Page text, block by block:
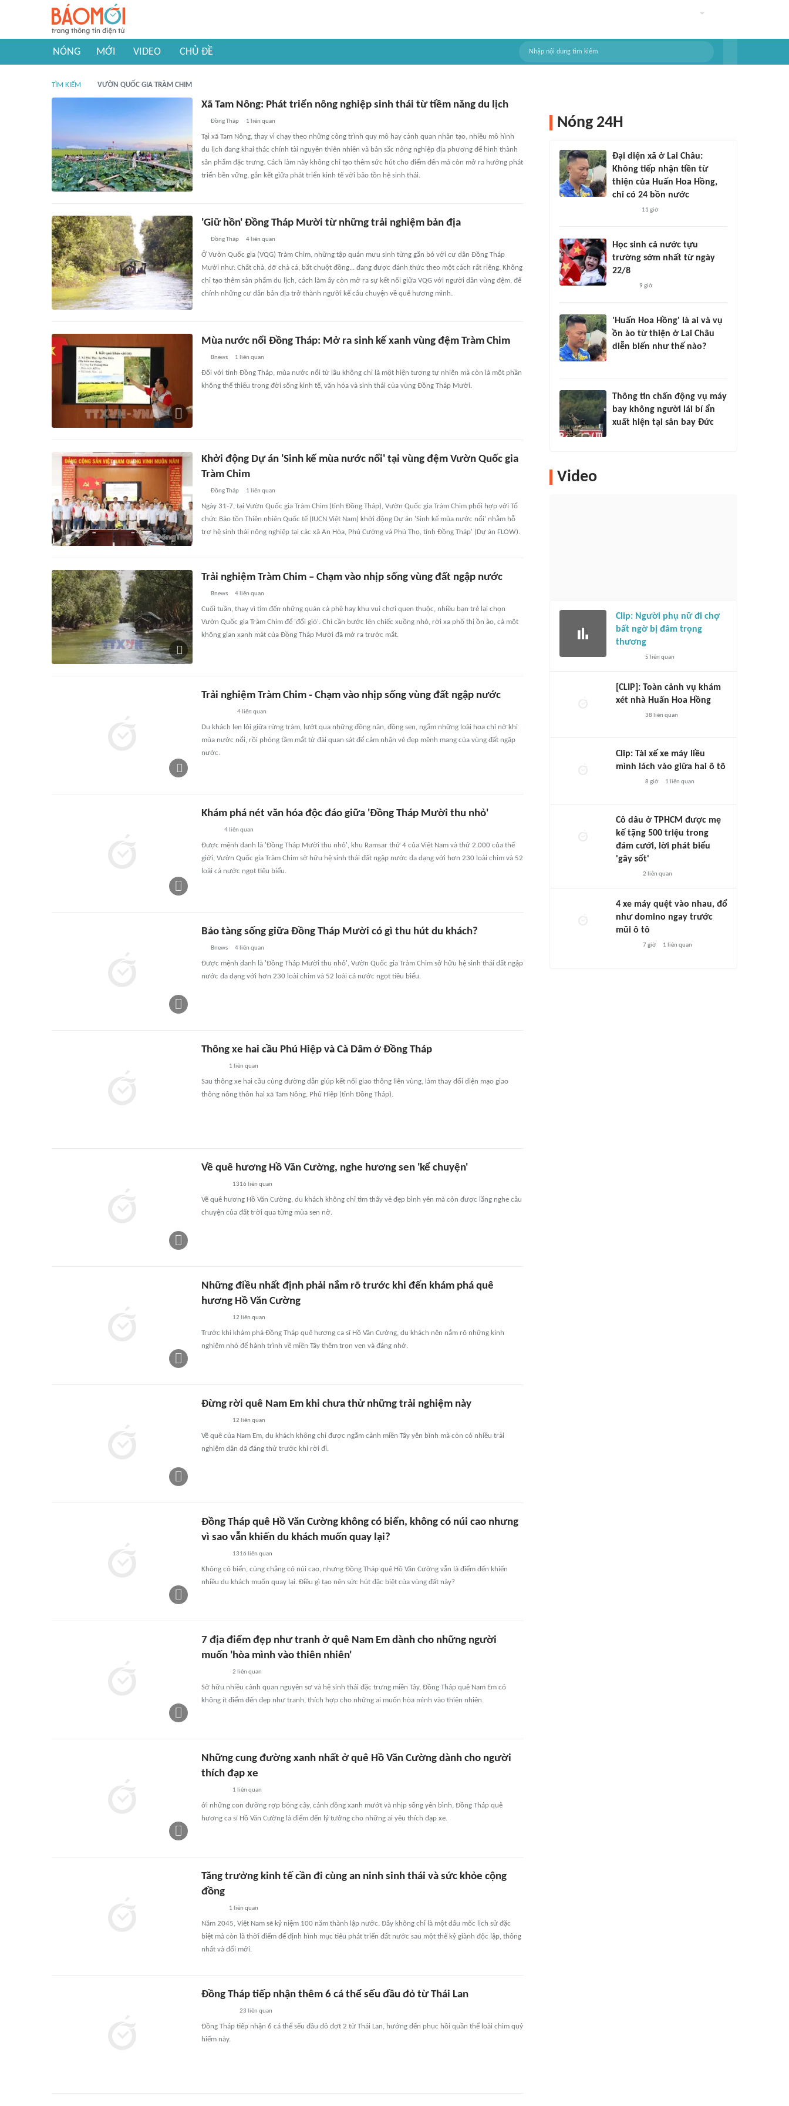
NÓNG MỚI VIDEO CHỦ ĐỀ
TÌM KIẾM VƯỜN QUỐC GIA TRÀM CHIM
Xã Tam Nông: Phát triển nông nghiệp sinh thái từ tiềm năng du lịch
Đồng Tháp 1 liên quan
Tại xã Tam Nông, thay vì chạy theo những công trình quy mô hay cảnh quan nhân tạo, nhiều mô hình
du lịch đang khai thác chính tài nguyên thiên nhiên và bản sắc nông nghiệp địa phương để hình thành
sản phẩm đặc trưng. Cách làm này không chỉ tạo thêm sức hút cho điểm đến mà còn mở ra hướng phát
triển bền vững, gắn kết giữa phát triển kinh tế với bảo tồn hệ sinh thái.
'Giữ hồn' Đồng Tháp Mười từ những trải nghiệm bản địa
Đồng Tháp 4 liên quan
Ở Vườn Quốc gia (VQG) Tràm Chim, những tập quán mưu sinh từng gắn bó với cư dân Đồng Tháp
Mười như: Chất chà, dỡ chà cá, bắt chuột đồng... đang được đánh thức theo một cách rất riêng. Không
chỉ tạo thêm sản phẩm du lịch, cách làm ấy còn mở ra sự kết nối giữa VQG với người dân vùng đệm, để
chính những cư dân bản địa trở thành người kể câu chuyện về quê hương mình.
Mùa nước nổi Đồng Tháp: Mở ra sinh kế xanh vùng đệm Tràm Chim
Bnews 1 liên quan
Đối với tỉnh Đồng Tháp, mùa nước nổi từ lâu không chỉ là một hiện tượng tự nhiên mà còn là một phần
không thể thiếu trong đời sống kinh tế, văn hóa và sinh thái của vùng Đồng Tháp Mười.
Khởi động Dự án 'Sinh kế mùa nước nổi' tại vùng đệm Vườn Quốc gia
Tràm Chim
Đồng Tháp 1 liên quan
Ngày 31-7, tại Vườn Quốc gia Tràm Chim (tỉnh Đồng Tháp), Vườn Quốc gia Tràm Chim phối hợp với Tổ
chức Bảo tồn Thiên nhiên Quốc tế (IUCN Việt Nam) khởi động Dự án 'Sinh kế mùa nước nổi' nhằm hỗ
trợ hệ sinh thái nông nghiệp tại các xã An Hòa, Phú Cường và Phú Thọ, tỉnh Đồng Tháp' (Dự án FLOW).
Trải nghiệm Tràm Chim – Chạm vào nhịp sống vùng đất ngập nước
Bnews 4 liên quan
Cuối tuần, thay vì tìm đến những quán cà phê hay khu vui chơi quen thuộc, nhiều bạn trẻ lại chọn
Vườn Quốc gia Tràm Chim để 'đổi gió'. Chỉ cần bước lên chiếc xuồng nhỏ, rời xa phố thị ồn ào, cả một
không gian xanh mát của Đồng Tháp Mười đã mở ra trước mắt.
Trải nghiệm Tràm Chim - Chạm vào nhịp sống vùng đất ngập nước
4liên quan
Du khách len lỏi giữa rừng tràm, lướt qua những đồng năn, đồng sen, ngắm những loài hoa chỉ nở khi
mùa nước nổi, rồi phóng tầm mắt từ đài quan sát để cảm nhận vẻ đẹp mênh mang của vùng đất ngập
nước.
Khám phá nét văn hóa độc đáo giữa 'Đồng Tháp Mười thu nhỏ'
4 liên quan
Được mệnh danh là 'Đồng Tháp Mười thu nhỏ', khu Ramsar thứ 4 của Việt Nam và thứ 2.000 của thế
giới, Vườn Quốc gia Tràm Chim sở hữu hệ sinh thái đất ngập nước đa dạng với hơn 230 loài chim và 52
loài cá nước ngọt tiêu biểu.
Bảo tàng sống giữa Đồng Tháp Mười có gì thu hút du khách?
Bnews 4 liên quan
Được mệnh danh là 'Đồng Tháp Mười thu nhỏ', Vườn Quốc gia Tràm Chim sở hữu hệ sinh thái đất ngập
nước đa dạng với hơn 230 loài chim và 52 loài cá nước ngọt tiêu biểu.
Thông xe hai cầu Phú Hiệp và Cà Dâm ở Đồng Tháp
1 liên quan
Sau thông xe hai cầu cùng đường dẫn giúp kết nối giao thông liên vùng, làm thay đổi diện mạo giao
thông nông thôn hai xã Tam Nông, Phú Hiệp (tỉnh Đồng Tháp).
Về quê hương Hồ Văn Cường, nghe hương sen 'kể chuyện'
1316 liên quan
Về quê hương Hồ Văn Cường, du khách không chỉ tìm thấy vẻ đẹp bình yên mà còn được lắng nghe câu
chuyện của đất trời qua từng mùa sen nở.
Những điều nhất định phải nắm rõ trước khi đến khám phá quê
hương Hồ Văn Cường
12 liên quan
Trước khi khám phá Đồng Tháp quê hương ca sĩ Hồ Văn Cường, du khách nên nắm rõ những kinh
nghiệm nhỏ để hành trình về miền Tây thêm trọn vẹn và đáng nhớ.
Đừng rời quê Nam Em khi chưa thử những trải nghiệm này
12 liên quan
Về quê của Nam Em, du khách không chỉ được ngắm cảnh miền Tây yên bình mà còn có nhiều trải
nghiệm dân dã đáng thử trước khi rời đi.
Đồng Tháp quê Hồ Văn Cường không có biển, không có núi cao nhưng
vì sao vẫn khiến du khách muốn quay lại?
1316 liên quan
Không có biển, cũng chẳng có núi cao, nhưng Đồng Tháp quê Hồ Văn Cường vẫn là điểm đến khiến
nhiều du khách muốn quay lại. Điều gì tạo nên sức hút đặc biệt của vùng đất này?
7 địa điểm đẹp như tranh ở quê Nam Em dành cho những người
muốn 'hòa mình vào thiên nhiên'
2 liên quan
Sở hữu nhiều cảnh quan nguyên sơ và hệ sinh thái đặc trưng miền Tây, Đồng Tháp quê Nam Em có
không ít điểm đến đẹp như tranh, thích hợp cho những ai muốn hòa mình vào thiên nhiên.
Những cung đường xanh nhất ở quê Hồ Văn Cường dành cho người
thích đạp xe
1 liên quan
ới những con đường rợp bóng cây, cánh đồng xanh mướt và nhịp sống yên bình, Đồng Tháp quê
hương ca sĩ Hồ Văn Cường là điểm đến lý tưởng cho những ai yêu thích đạp xe.
Tăng trưởng kinh tế cần đi cùng an ninh sinh thái và sức khỏe cộng
đồng
1 liên quan
Năm 2045, Việt Nam sẽ kỷ niệm 100 năm thành lập nước. Đây không chỉ là một dấu mốc lịch sử đặc
biệt mà còn là thời điểm để định hình mục tiêu phát triển đất nước sau một thế kỷ giành độc lập, thống
nhất và đổi mới.
Đồng Tháp tiếp nhận thêm 6 cá thể sếu đầu đỏ từ Thái Lan
23 liên quan
Đồng Tháp tiếp nhận 6 cá thể sếu đầu đỏ đợt 2 từ Thái Lan, hướng đến phục hồi quần thể loài chim quý
hiếm này.
Nóng 24H
Đại diện xã ở Lai Châu:
Không tiếp nhận tiền từ
thiện của Huấn Hoa Hồng,
chỉ có 24 bồn nước
11 giờ
Học sinh cả nước tựu
trường sớm nhất từ ngày
22/8
9 giờ
'Huấn Hoa Hồng' là ai và vụ
ồn ào từ thiện ở Lai Châu
diễn biến như thế nào?
Thông tin chấn động vụ máy
bay không người lái bí ẩn
xuất hiện tại sân bay Đức
Video
Clip: Người phụ nữ đi chợ
bất ngờ bị đâm trọng
thương
5 liên quan
[CLIP]: Toàn cảnh vụ khám
xét nhà Huấn Hoa Hồng
38 liên quan
Clip: Tài xế xe máy liều
mình lách vào giữa hai ô tô
8 giờ 1 liên quan
Cô dâu ở TPHCM được mẹ
kế tặng 500 triệu trong
đám cưới, lời phát biểu
'gây sốt'
2 liên quan
4 xe máy quệt vào nhau, đổ
như domino ngay trước
mũi ô tô
7 giờ 1 liên quan